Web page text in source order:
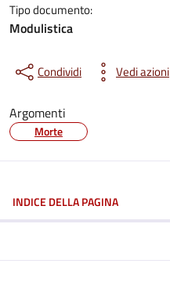
Tipo documento:
Modulistica
Condividi Vedi azioni
Argomenti
Morte
INDICE DELLA PAGINA